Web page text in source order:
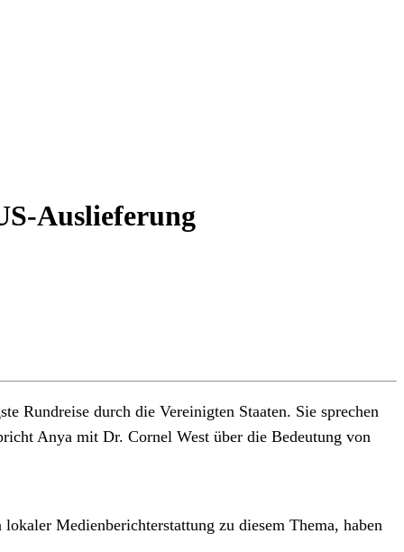
Auslieferung
Rundreise durch die Vereinigten Staaten. Sie sprechen
Anya mit Dr. Cornel West über die Bedeutung von
Medienberichterstattung zu diesem Thema, haben